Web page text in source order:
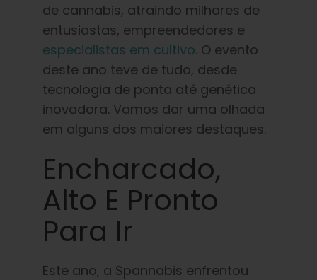
Preservando a genética caribenha
Contato
Loja
Português Brasileiro
Procurar
por:
de cannabis, atraindo milhares de
entusiastas, empreendedores e
especialistas em cultivo. O evento
deste ano teve de tudo, desde
tecnologia de ponta até genética
inovadora. Vamos dar uma olhada
em alguns dos maiores destaques.
Encharcado,
Alto E Pronto
Para Ir
Este ano, a Spannabis enfrentou